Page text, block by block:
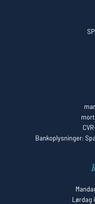
Bankoplysninger:
Lørdag